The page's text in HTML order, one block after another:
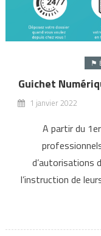
⚑
Guichet
1 janvier 2022
A partir du
d’autorisations
l’instruction de